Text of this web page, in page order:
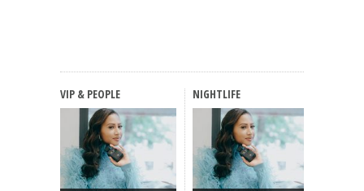
VIP & PEOPLE NIGHTLIFE